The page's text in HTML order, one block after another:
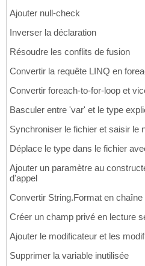
Ajouter null-check
Inverser la déclaration
Résoudre les conflits de fusion
Convertir la requête LINQ en
Convertir foreach-to-for-loop et
Basculer entre 'var' et le type
Synchroniser le fichier et saisir le
Déplace le type dans le fichier
Ajouter un paramètre au
d'appel
Convertir String.Format en chaîne
Créer un champ privé en lecture
Ajouter le modificateur et les
Supprimer la variable inutilisée